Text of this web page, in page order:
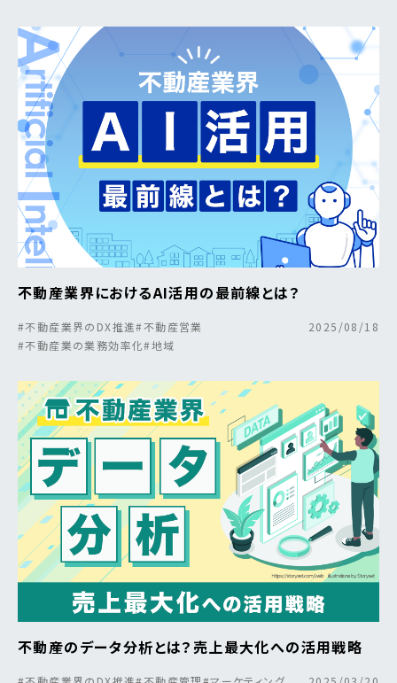
不動産業界におけるAI活用の最前線とは？
#不動産業界のDX推進#不動産営業
#不動産業の業務効率化#地域
2025/08/18
不動産のデータ分析とは？売上最大化への活用戦略